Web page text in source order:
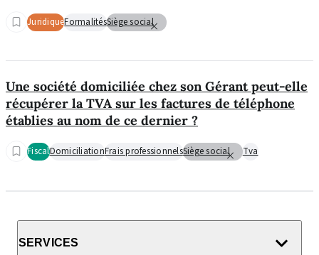
JuridiqueFormalitésSiège social
Une société domiciliée chez son Gérant peut-elle
récupérer la TVA sur les factures de téléphone
établies au nom de ce dernier ?
FiscalDomiciliationFrais professionnelsSiège social Tva
SERVICES